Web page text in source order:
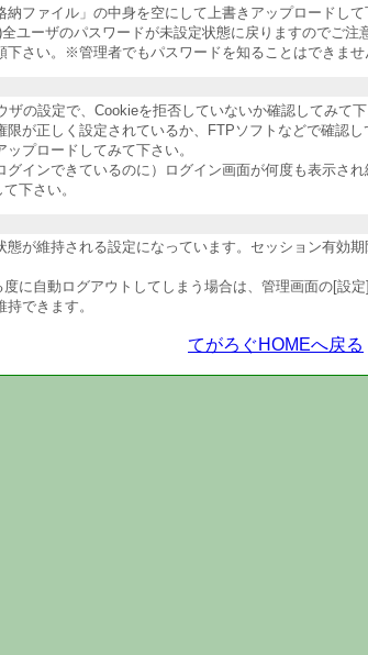
ファイル」の中身を空にして上書きアップロードし
ユーザのパスワードが未設定状態に戻りますのでご
さい。※管理者でもパスワードを知ることはできませ
の設定で、Cookieを拒否していないか確認してみ
が正しく設定されているか、FTPソフトなどで確認
プロードしてみて下さい。
インできているのに）ログイン画面が何度も表示さ
下さい。
が維持される設定になっています。セッション有効
に自動ログアウトしてしまう場合は、管理画面の[
できます。
てがろぐHOMEへ戻る